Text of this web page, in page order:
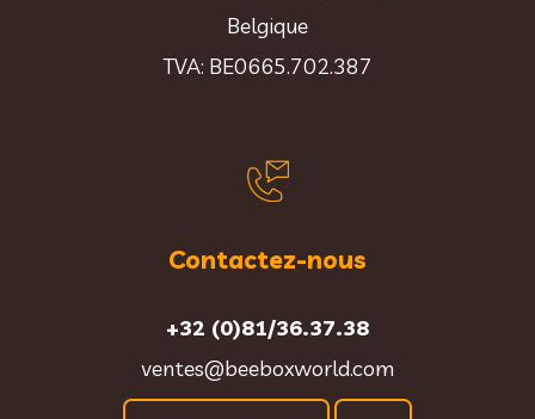
Belgique
TVA: BE0665.702.387
Contactez-nous
+32 (0)81/36.37.38
ventes@beeboxworld.com